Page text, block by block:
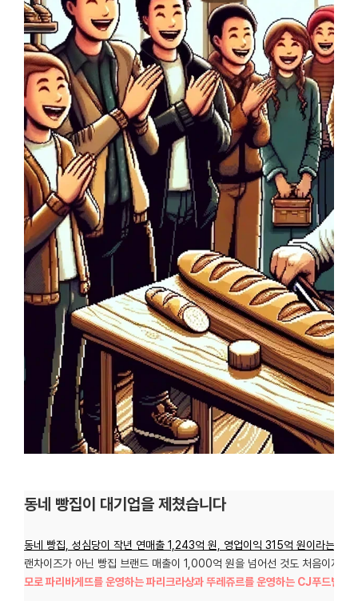
동네 빵집이 대기업을 제쳤습니다
동네 빵집, 성심당이 작년 연매출 1,243억 원, 영업이익 315억 원이라는 기
랜차이즈가 아닌 빵집 브랜드 매출이 1,000억 원을 넘어선 것도 처음이지만
모로 파리바게뜨를 운영하는 파리크라상과 뚜레쥬르를 운영하는 CJ푸드빌을